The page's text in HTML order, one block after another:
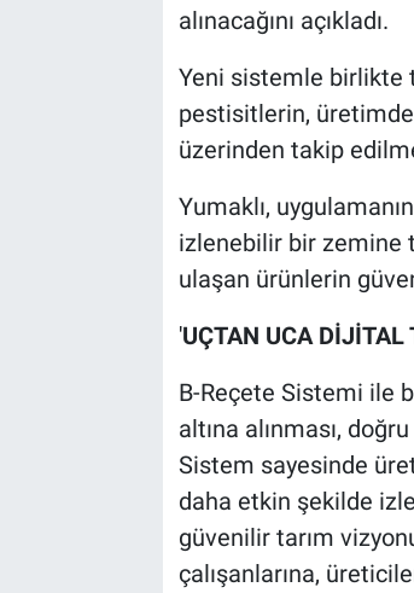
alınacağını açıkladı.
Yeni sistemle birlikte
pestisitlerin,
üzerinden takip
Yumaklı,
izlenebilir bir zemine
ulaşan ürünlerin
'UÇTAN UCA DİJİTAL
B-Reçete Sistemi ile
altına alınması,
Sistem sayesinde
daha etkin şekilde
güvenilir tarım
çalışanlarına,